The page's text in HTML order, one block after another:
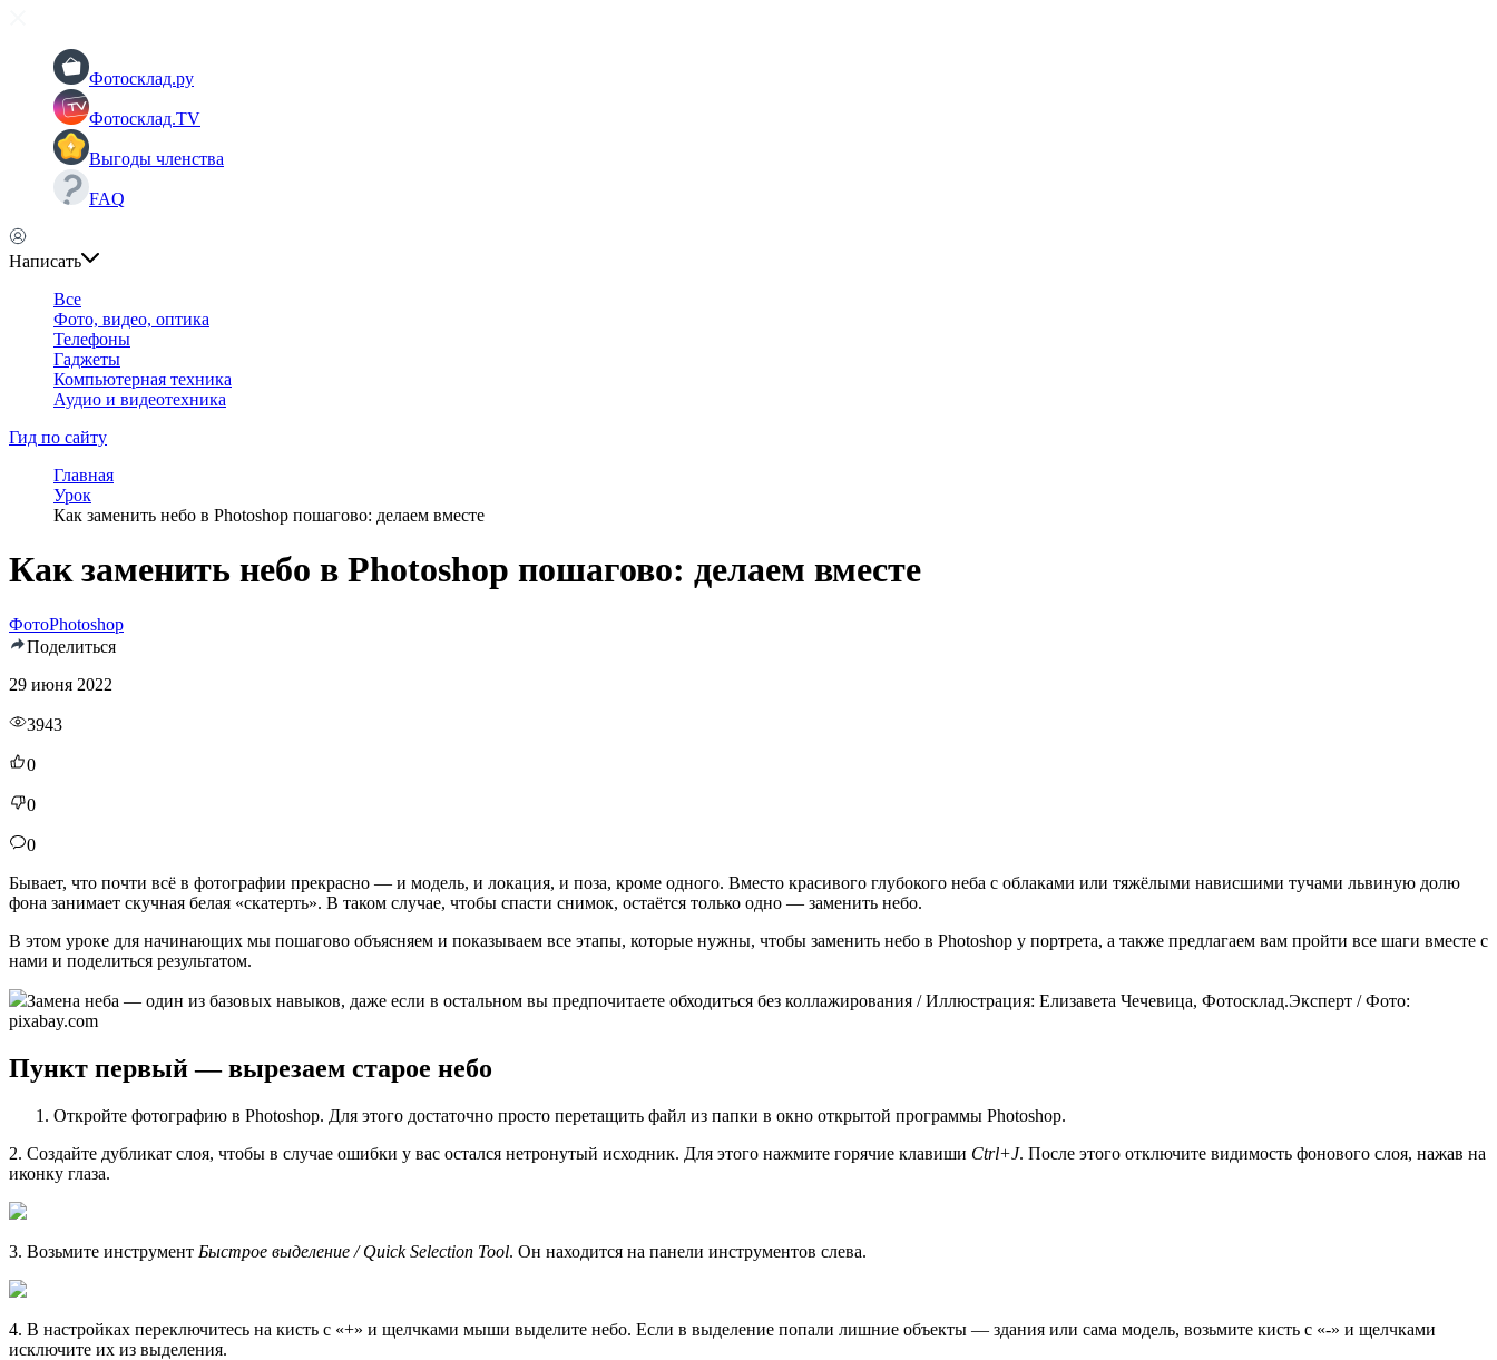
Фотосклад.ру
Фотосклад.TV
Выгоды членства
FAQ
Написать
Все
Фото, видео, оптика
Телефоны
Гаджеты
Компьютерная техника
Аудио и видеотехника
Гид по сайту
Главная
Урок
Как заменить небо в Photoshop пошагово: делаем вместе
Как заменить небо в Photoshop пошагово: делаем вместе
ФотоPhotoshop
Поделиться
29 июня 2022
3943
0
0
0
Бывает, что почти всё в фотографии прекрасно — и модель, и локация, и поза, кроме одного. Вместо красивого глубокого неба с облаками или тяжёлыми нависшими тучами львиную долю
фона занимает скучная белая «скатерть». В таком случае, чтобы спасти снимок, остаётся только одно — заменить небо.
В этом уроке для начинающих мы пошагово объясняем и показываем все этапы, которые нужны, чтобы заменить небо в Photoshop у портрета, а также предлагаем вам пройти все шаги вместе с
нами и поделиться результатом.
Замена неба — один из базовых навыков, даже если в остальном вы предпочитаете обходиться без коллажирования / Иллюстрация: Елизавета Чечевица, Фотосклад.Эксперт / Фото:
pixabay.com
Пункт первый — вырезаем старое небо
Откройте фотографию в Photoshop. Для этого достаточно просто перетащить файл из папки в окно открытой программы Photoshop.
2. Создайте дубликат слоя, чтобы в случае ошибки у вас остался нетронутый исходник. Для этого нажмите горячие клавиши Ctrl+J. После этого отключите видимость фонового слоя, нажав на
иконку глаза.
3. Возьмите инструмент Быстрое выделение / Quick Selection Tool. Он находится на панели инструментов слева.
4. В настройках переключитесь на кисть с «+» и щелчками мыши выделите небо. Если в выделение попали лишние объекты — здания или сама модель, возьмите кисть с «-» и щелчками
исключите их из выделения.